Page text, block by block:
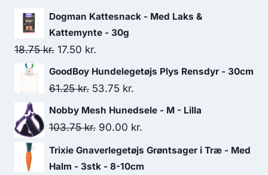
Dogman Kattesnack - Med Laks &
Kattemynte - 30g
18.75kr. Den
oprindelige
pris
18.75 kr..
17.50 kr.
aktuelle
pris
17.50 kr..
GoodBoy Hundelegetøjs Plys Rensdyr - 30cm
61.25kr. Den
oprindelige
pris
61.25 kr..
53.75 kr.
aktuelle
pris
53.75 kr..
Nobby Mesh Hunedsele - M - Lilla
103.75kr. Den
oprindelige
pris
90.00 kr.
aktuelle
pris
Trixie Gnaverlegetøjs Grøntsager i Træ - Med
Halm - 3stk - 8-10cm